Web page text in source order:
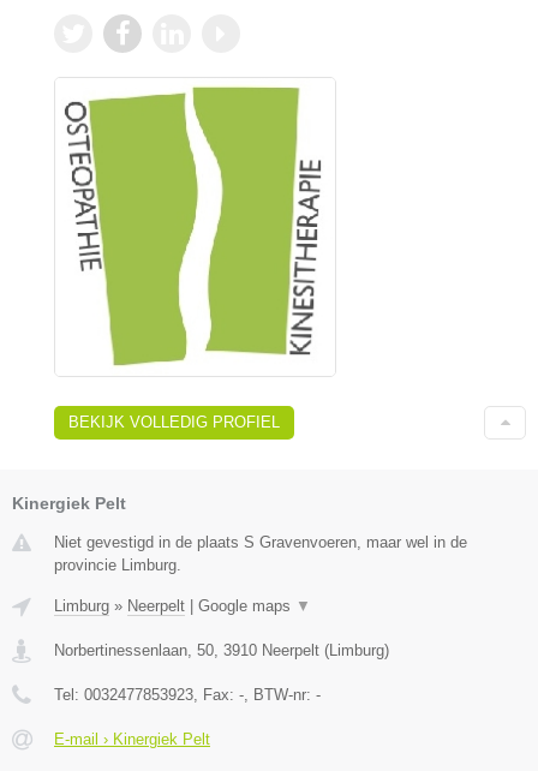
BEKIJK VOLLEDIG PROFIEL
Kinergiek Pelt
Niet gevestigd in de plaats S Gravenvoeren, maar wel in de
provincie Limburg.
Limburg » Neerpelt | Google maps ▼
Norbertinessenlaan, 50 3910 Neerpelt (Limburg)
Tel: 0032477853923 , Fax: - , BTW-nr: -
E-mail › Kinergiek Pelt